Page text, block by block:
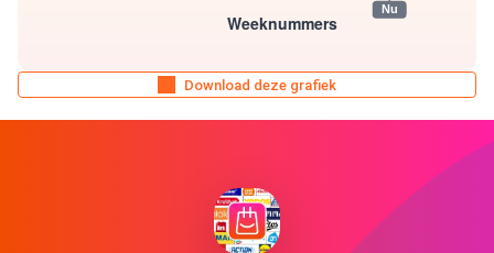
Download deze grafiek